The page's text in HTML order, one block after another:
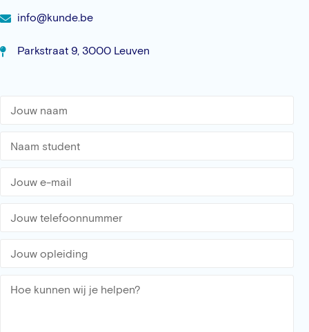
info@kunde.be
Parkstraat 9, 3000 Leuven